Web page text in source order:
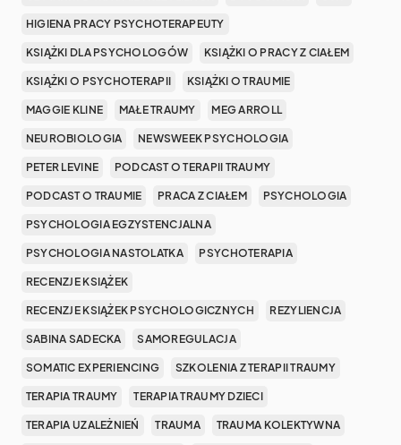
HIGIENA PRACY PSYCHOTERAPEUTY
KSIĄŻKI DLA PSYCHOLOGÓW KSIĄŻKI O PRACY Z CIAŁEM
KSIĄŻKI O PSYCHOTERAPII KSIĄŻKI O TRAUMIE
MAGGIE KLINE MAŁE TRAUMY MEG ARROLL
NEUROBIOLOGIA NEWSWEEK PSYCHOLOGIA
PETER LEVINE PODCAST O TERAPII TRAUMY
PODCAST O TRAUMIE PRACA Z CIAŁEM PSYCHOLOGIA
PSYCHOLOGIA EGZYSTENCJALNA
PSYCHOLOGIA NASTOLATKA PSYCHOTERAPIA
RECENZJE KSIĄŻEK
RECENZJE KSIĄŻEK PSYCHOLOGICZNYCH REZYLIENCJA
SABINA SADECKA SAMOREGULACJA
SOMATIC EXPERIENCING SZKOLENIA Z TERAPII TRAUMY
TERAPIA TRAUMY TERAPIA TRAUMY DZIECI
TERAPIA UZALEŻNIEŃ TRAUMA TRAUMA KOLEKTYWNA